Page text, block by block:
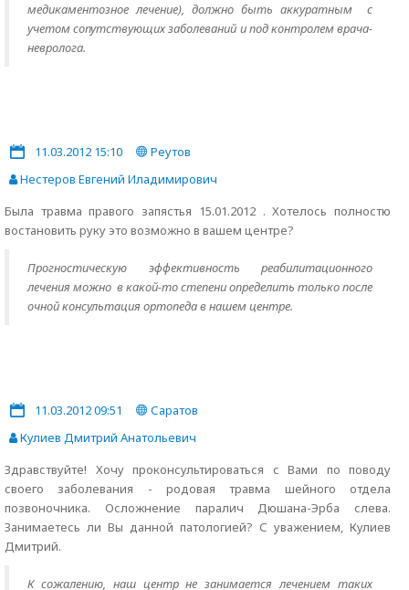
медикаментозное лечение), должно быть аккуратным с
учетом сопутствующих заболеваний и под контролем врача-
невролога.
11.03.2012 15:10
Реутов
Нестеров Евгений Иладимирович
Была травма правого запястья 15.01.2012 . Хотелось полностю
востановить руку это возможно в вашем центре?
Прогностическую эффективность реабилитационного
лечения можно в какой-то степени определить только после
очной консультация ортопеда в нашем центре.
11.03.2012 09:51
Саратов
Кулиев Дмитрий Анатольевич
Здравствуйте! Хочу проконсультироваться с Вами по поводу
своего заболевания - родовая травма шейного отдела
позвоночника. Осложнение паралич Дюшана-Эрба слева.
Занимаетесь ли Вы данной патологией? С уважением, Кулиев
Дмитрий.
К сожалению, наш центр не занимается лечением таких